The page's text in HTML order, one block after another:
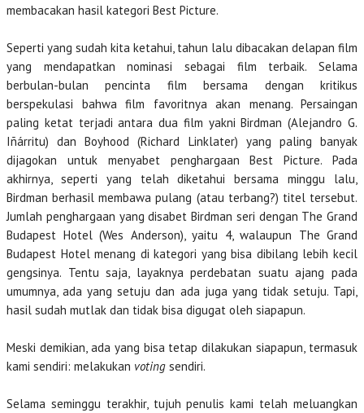
membacakan hasil kategori Best Picture.
Seperti yang sudah kita ketahui, tahun lalu dibacakan delapan film
yang mendapatkan nominasi sebagai film terbaik. Selama
berbulan-bulan pencinta film bersama dengan kritikus
berspekulasi bahwa film favoritnya akan menang. Persaingan
paling ketat terjadi antara dua film yakni Birdman (Alejandro G.
Iñárritu) dan Boyhood (Richard Linklater) yang paling banyak
dijagokan untuk menyabet penghargaan Best Picture. Pada
akhirnya, seperti yang telah diketahui bersama minggu lalu,
Birdman berhasil membawa pulang (atau terbang?) titel tersebut.
Jumlah penghargaan yang disabet Birdman seri dengan The Grand
Budapest Hotel (Wes Anderson), yaitu 4, walaupun The Grand
Budapest Hotel menang di kategori yang bisa dibilang lebih kecil
gengsinya. Tentu saja, layaknya perdebatan suatu ajang pada
umumnya, ada yang setuju dan ada juga yang tidak setuju. Tapi,
hasil sudah mutlak dan tidak bisa digugat oleh siapapun.
Meski demikian, ada yang bisa tetap dilakukan siapapun, termasuk
kami sendiri: melakukan voting sendiri.
Selama seminggu terakhir, tujuh penulis kami telah meluangkan